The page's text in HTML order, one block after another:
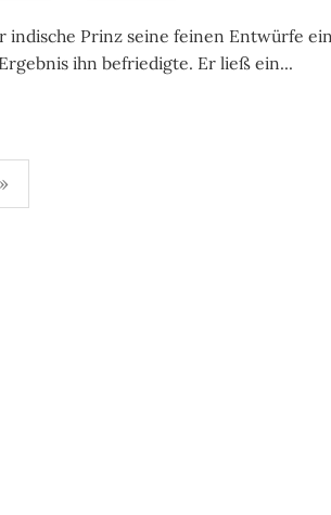
indische Prinz seine feinen Entwürfe
ihn befriedigte. Er ließ ein...